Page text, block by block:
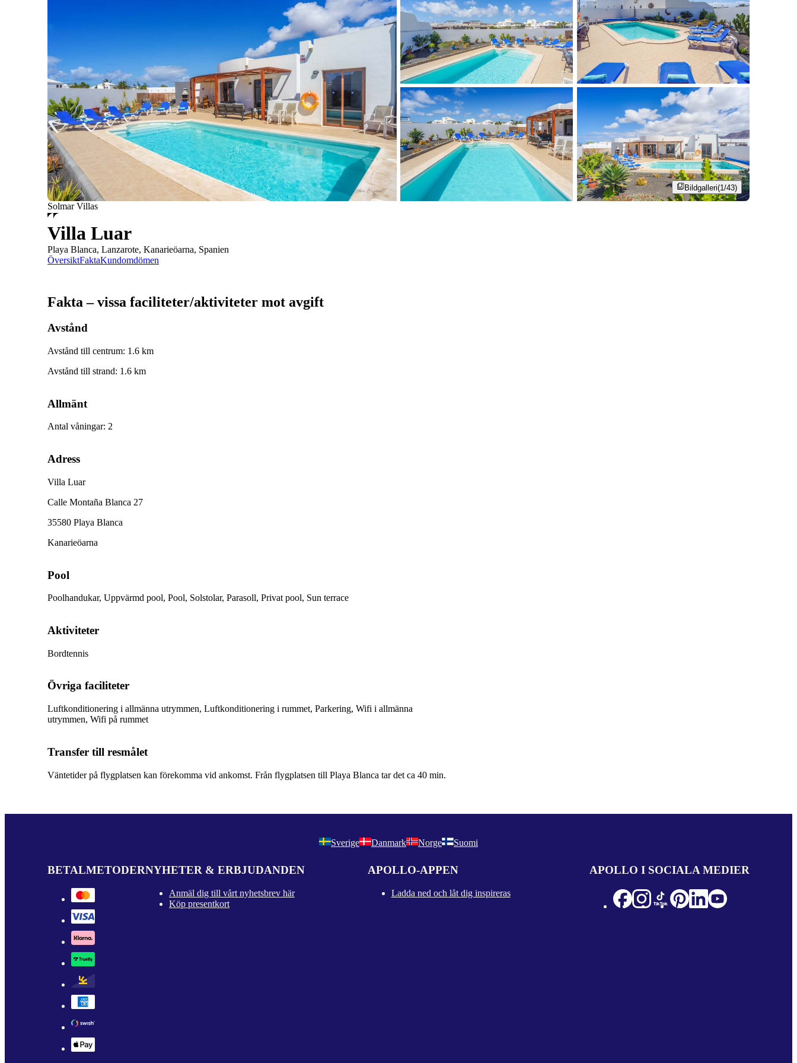
Bildgalleri(1/43)
Solmar Villas
Villa Luar
Playa Blanca, Lanzarote, Kanarieöarna, Spanien
ÖversiktFaktaKundomdömen
Fakta – vissa faciliteter/aktiviteter mot avgift
Avstånd
Avstånd till centrum: 1.6 km
Avstånd till strand: 1.6 km
Allmänt
Antal våningar: 2
Adress
Villa Luar
Calle Montaña Blanca 27
35580 Playa Blanca
Kanarieöarna
Pool
Poolhandukar, Uppvärmd pool, Pool, Solstolar, Parasoll, Privat pool, Sun terrace
Aktiviteter
Bordtennis
Övriga faciliteter
Luftkonditionering i allmänna utrymmen, Luftkonditionering i rummet, Parkering, Wifi i allmänna
utrymmen, Wifi på rummet
Transfer till resmålet
Väntetider på flygplatsen kan förekomma vid ankomst. Från flygplatsen till Playa Blanca tar det ca 40 min.
Sverige Danmark Norge Suomi
BETALMETODERNYHETER & ERBJUDANDEN
Anmäl dig till vårt nyhetsbrev här
Köp presentkort
APOLLO-APPEN
Ladda ned och låt dig inspireras
APOLLO I SOCIALA MEDIER